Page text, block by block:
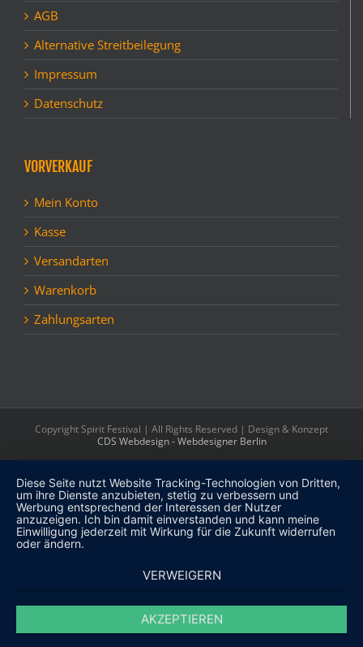
AGB
Alternative Streitbeilegung
Impressum
Datenschutz
VORVERKAUF
Mein Konto
Kasse
Versandarten
Warenkorb
Zahlungsarten
Copyright Spirit Festival | All Rights Reserved | Design & Konzept
CDS Webdesign - Webdesigner Berlin
Diese Seite nutzt Website Tracking-Technologien von Dritten,
um ihre Dienste anzubieten, stetig zu verbessern und
Werbung entsprechend der Interessen der Nutzer
anzuzeigen. Ich bin damit einverstanden und kann meine
Einwilligung jederzeit mit Wirkung für die Zukunft widerrufen
oder ändern.
VERWEIGERN
AKZEPTIEREN